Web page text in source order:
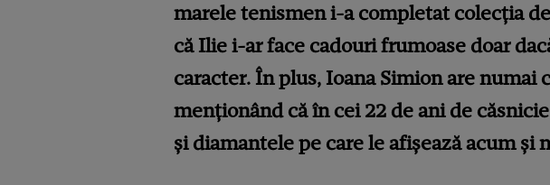
marele tenismen i-a completat colecţia
că Ilie i-ar face cadouri frumoase doar
caracter. În plus, Ioana Simion are
menţionând că în cei 22 de ani de
şi diamantele pe care le afişează acum şi